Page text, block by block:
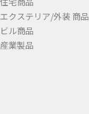
エクステリア/外装 商品
ビル商品
産業製品